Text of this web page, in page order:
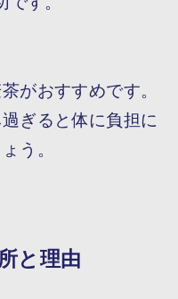
がおすすめです。
ぎると体に負担に
う。
と理由